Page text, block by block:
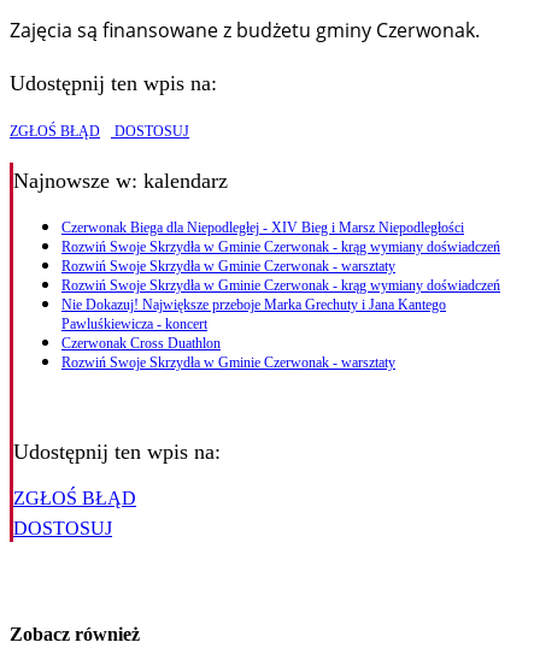
Zajęcia są finansowane z budżetu gminy Czerwonak.
Udostępnij ten wpis na:
ZGŁOŚ BŁĄD DOSTOSUJ
Najnowsze w: kalendarz
Czerwonak Biega dla Niepodległej - XIV Bieg i Marsz Niepodległości
Rozwiń Swoje Skrzydła w Gminie Czerwonak - krąg wymiany doświadczeń
Rozwiń Swoje Skrzydła w Gminie Czerwonak - warsztaty
Rozwiń Swoje Skrzydła w Gminie Czerwonak - krąg wymiany doświadczeń
Nie Dokazuj! Największe przeboje Marka Grechuty i Jana Kantego
Pawluśkiewicza - koncert
Czerwonak Cross Duathlon
Rozwiń Swoje Skrzydła w Gminie Czerwonak - warsztaty
Udostępnij ten wpis na:
ZGŁOŚ BŁĄD
DOSTOSUJ
Zobacz również